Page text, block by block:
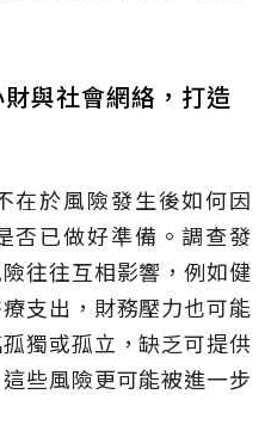
與社會網絡，打造
在於風險發生後如何因
否已做好準備。調查發
往往互相影響，例如健
支出，財務壓力也可能
獨或孤立，缺乏可提供
些風險更可能被進一步